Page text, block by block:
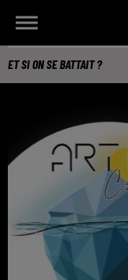
ET SI ON SE BATTAIT ?